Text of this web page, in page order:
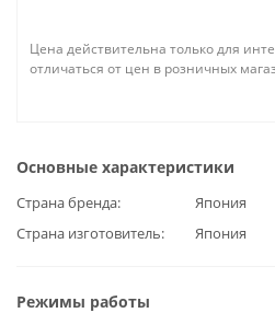
Цена действительна только для
отличаться от цен в розничных
Основные характеристики
Страна бренда
Япония
Страна изготовитель
Япония
Режимы работы